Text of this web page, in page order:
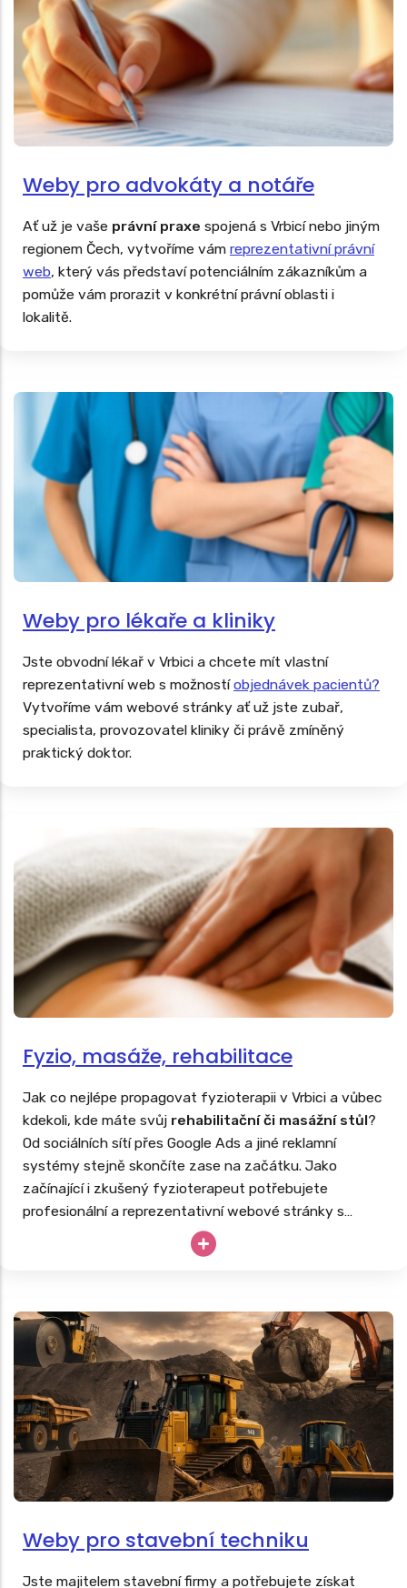
Weby pro advokáty a notáře
Ať už je vaše právní praxe spojená s Vrbicí nebo jiným
regionem Čech, vytvoříme vám reprezentativní právní
web, který vás představí potenciálním zákazníkům a
pomůže vám prorazit v konkrétní právní oblasti i
lokalitě.
Weby pro lékaře a kliniky
Jste obvodní lékař v Vrbici a chcete mít vlastní
reprezentativní web s možnostíobjednávek pacientů?
Vytvoříme vám webové stránky ať už jste zubař,
specialista, provozovatel kliniky či právě zmíněný
praktický doktor.
Fyzio, masáže, rehabilitace
Jak co nejlépe propagovat fyzioterapii v Vrbici a vůbec
kdekoli, kde máte svůj rehabilitační či masážní stůl?
Od sociálních sítí přes Google Ads a jiné reklamní
systémy stejně skončíte zase na začátku. Jako
začínající i zkušený fyzioterapeut potřebujete
profesionální a reprezentativní webové stránky s
nabídkou masáží, fyzioterapie či rehabilitací další
podpůrné léčby. Stejně tak, jako tvoříme
Weby pro stavební techniku
Jste majitelem stavební firmy a potřebujete získat